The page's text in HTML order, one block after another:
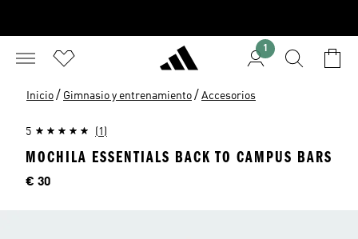
1
Inicio / Gimnasio y entrenamiento / Accesorios
5 (1)
MOCHILA ESSENTIALS BACK TO CAMPUS BARS
Precio
€ 30